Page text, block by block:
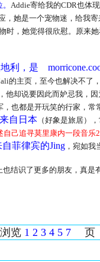
Addie寄给我的CDR也体
，她是一个宠物迷，给我
，她觉得很欣慰。原来
利，是
的主页，至今也解决不了，
却说要因此而妒忌我，
也都是开玩笑的行家，
自日本（好象是旅居）
自己追寻莫里康内一段音乐
自菲律宾的Jing，宛如我
结识了更多的朋友，真是
1 2 3 4 5 7 页